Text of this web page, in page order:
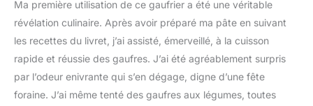
Ma première utilisation de ce gaufrier a été une véritable
révélation culinaire. Après avoir préparé ma pâte en suivant
les recettes du livret, j’ai assisté, émerveillé, à la cuisson
rapide et réussie des gaufres. J’ai été agréablement surpris
par l’odeur enivrante qui s’en dégage, digne d’une fête
foraine. J’ai même tenté des gaufres aux légumes, toutes